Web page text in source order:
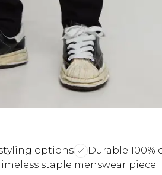
options
Durable
staple menswear piece